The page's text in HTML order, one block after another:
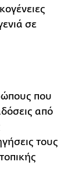
σε
που
από
τους